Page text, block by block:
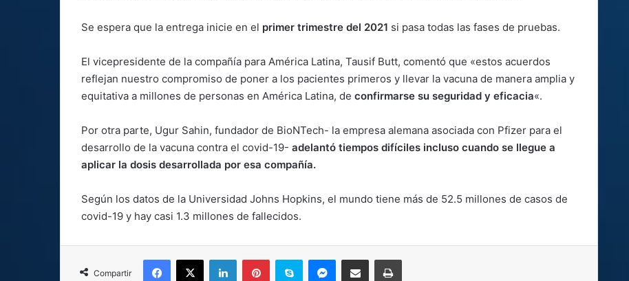
Se espera que la entrega inicie en el primer trimestre del 2021 si pasa todas las fases de pruebas.
El vicepresidente de la compañía para América Latina, Tausif Butt, comentó que «estos acuerdos
reflejan nuestro compromiso de poner a los pacientes primeros y llevar la vacuna de manera amplia y
equitativa a millones de personas en América Latina, de confirmarse su seguridad y eficacia«.
Por otra parte, Ugur Sahin, fundador de BioNTech- la empresa alemana asociada con Pfizer para el
desarrollo de la vacuna contra el covid-19- adelantó tiempos difíciles incluso cuando se llegue a
aplicar la dosis desarrollada por esa compañía.
Según los datos de la Universidad Johns Hopkins, el mundo tiene más de 52.5 millones de casos de
covid-19 y hay casi 1.3 millones de fallecidos.
Compartir
Facebook
X LinkedInPinterestSkype MessengerCompartir por correo electrónicoImprimir